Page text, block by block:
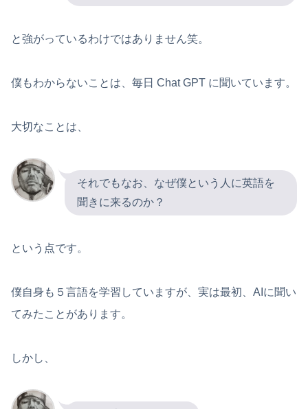
と強がっているわけではありません笑。
僕もわからないことは、毎日 Chat GPT に聞いています。
大切なことは、
それでもなお、なぜ僕という人に英語を
聞きに来るのか？
という点です。
僕自身も５言語を学習していますが、実は最初、AIに聞い
てみたことがあります。
しかし、